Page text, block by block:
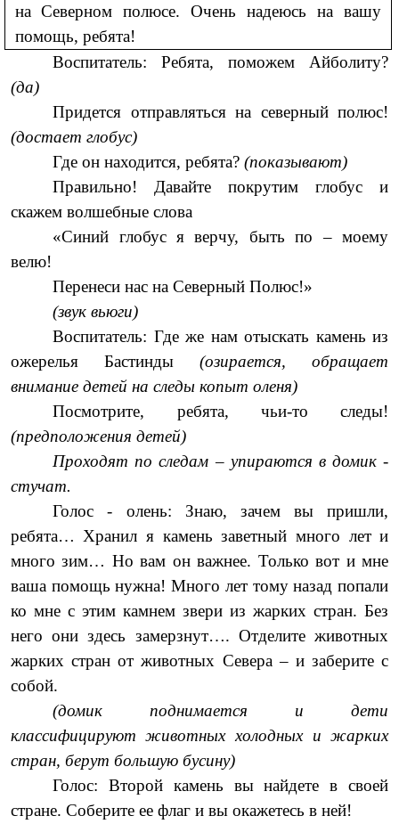
на Северном полюсе. Очень надеюсь на вашу
помощь, ребята!
Воспитатель: Ребята, поможем Айболиту?
(да)
Придется отправляться на северный полюс!
(достает глобус)
Где он находится, ребята?(показывают)
Правильно! Давайте покрутим глобус и
скажем волшебные слова
«Синий глобус я верчу, быть по – моему
велю!
Перенеси нас на Северный Полюс!»
(звук вьюги)
Воспитатель: Где же нам отыскать камень из
ожерелья Бастинды(озирается, обращает
внимание детей на следы копыт оленя)
Посмотрите, ребята, чьи-то следы!
(предположения детей)
Проходят по следам – упираются в домик -
стучат.
Голос - олень: Знаю, зачем вы пришли,
ребята… Хранил я камень заветный много лет и
много зим… Но вам он важнее. Только вот и мне
ваша помощь нужна! Много лет тому назад попали
ко мне с этим камнем звери из жарких стран. Без
него они здесь замерзнут…. Отделите животных
жарких стран от животных Севера – и заберите с
собой.
(домик поднимается и дети
классифицируют животных холодных и жарких
стран, берут большую бусину)
Голос: Второй камень вы найдете в своей
стране. Соберите ее флаг и вы окажетесь в ней!